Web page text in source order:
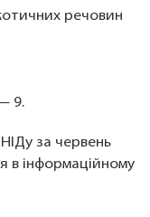
речовин
9.
за червень
в інформаційному